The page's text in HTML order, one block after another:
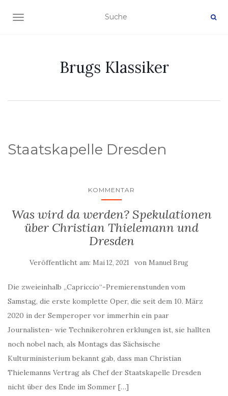
NAVIGATION EIN-/AUSSCHALTEN
Brugs Klassiker
Staatskapelle Dresden
KOMMENTAR
Was wird da werden? Spekulationen
über Christian Thielemann und
Dresden
Veröffentlicht am: Mai 12, 2021 von Manuel Brug
Die zweieinhalb „Capriccio“-Premierenstunden vom
Samstag, die erste komplette Oper, die seit dem 10. März
2020 in der Semperoper vor immerhin ein paar
Journalisten- wie Technikerohren erklungen ist, sie hallten
noch nobel nach, als Montags das Sächsische
Kulturministerium bekannt gab, dass man Christian
Thielemanns Vertrag als Chef der Staatskapelle Dresden
nicht über des Ende im Sommer […]